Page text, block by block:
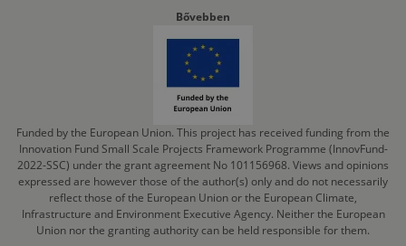
Bővebben
Funded by the European Union. This project has received funding from the
Innovation Fund Small Scale Projects Framework Programme (InnovFund-
2022-SSC) under the grant agreement No 101156968. Views and opinions
expressed are however those of the author(s) only and do not necessarily
reflect those of the European Union or the European Climate,
Infrastructure and Environment Executive Agency. Neither the European
Union nor the granting authority can be held responsible for them.